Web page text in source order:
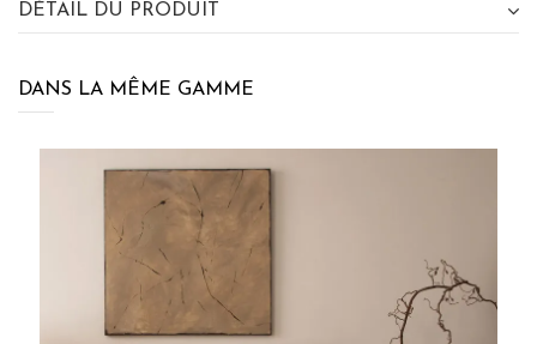
DÉTAIL DU PRODUIT
DANS LA MÊME GAMME